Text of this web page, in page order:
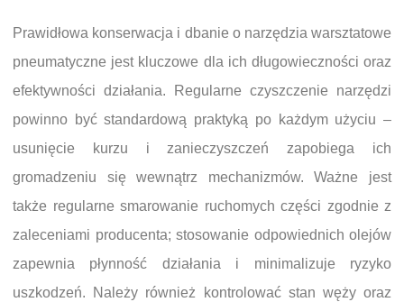
Prawidłowa konserwacja i dbanie o narzędzia warsztatowe
pneumatyczne jest kluczowe dla ich długowieczności oraz
efektywności działania. Regularne czyszczenie narzędzi
powinno być standardową praktyką po każdym użyciu –
usunięcie kurzu i zanieczyszczeń zapobiega ich
gromadzeniu się wewnątrz mechanizmów. Ważne jest
także regularne smarowanie ruchomych części zgodnie z
zaleceniami producenta; stosowanie odpowiednich olejów
zapewnia płynność działania i minimalizuje ryzyko
uszkodzeń. Należy również kontrolować stan węży oraz